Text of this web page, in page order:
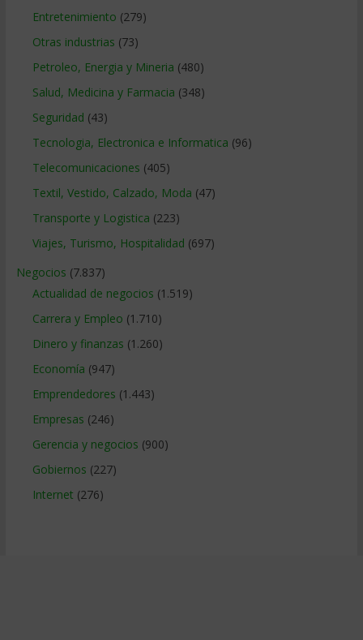
Entretenimiento (279)
Otras industrias (73)
Petroleo, Energia y Mineria (480)
Salud, Medicina y Farmacia (348)
Seguridad (43)
Tecnologia, Electronica e Informatica (96)
Telecomunicaciones (405)
Textil, Vestido, Calzado, Moda (47)
Transporte y Logistica (223)
Viajes, Turismo, Hospitalidad (697)
Negocios (7.837)
Actualidad de negocios (1.519)
Carrera y Empleo (1.710)
Dinero y finanzas (1.260)
Economía (947)
Emprendedores (1.443)
Empresas (246)
Gerencia y negocios (900)
Gobiernos (227)
Internet (276)